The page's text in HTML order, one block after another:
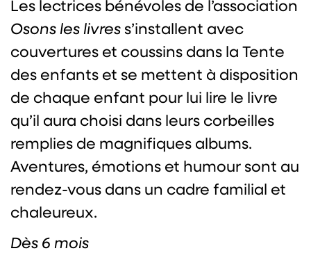
Les lectrices bénévoles de l’association
Osons les livres s’installent avec
couvertures et coussins dans la Tente
des enfants et se mettent à disposition
de chaque enfant pour lui lire le livre
qu’il aura choisi dans leurs corbeilles
remplies de magnifiques albums.
Aventures, émotions et humour sont au
rendez-vous dans un cadre familial et
chaleureux.
Dès 6 mois